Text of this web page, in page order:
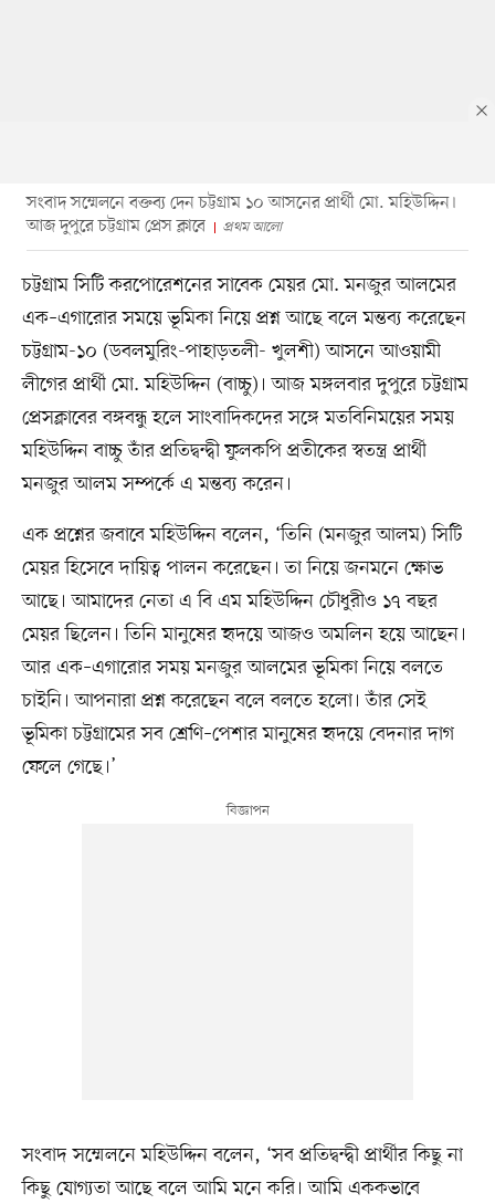
সংবাদ সম্মেলনে বক্তব্য দেন চট্টগ্রাম ১০ আসনের প্রার্থী মো. মহিউদ্দিন।
আজ দুপুরে চট্টগ্রাম প্রেস ক্লাবে
প্রথম আলো
চট্টগ্রাম সিটি করপোরেশনের সাবেক মেয়র মো. মনজুর আলমের
এক–এগারোর সময়ে ভূমিকা নিয়ে প্রশ্ন আছে বলে মন্তব্য করেছেন
চট্টগ্রাম-১০ (ডবলমুরিং-পাহাড়তলী- খুলশী) আসনে আওয়ামী
লীগের প্রার্থী মো. মহিউদ্দিন (বাচ্চু)। আজ মঙ্গলবার দুপুরে চট্টগ্রাম
প্রেসক্লাবের বঙ্গবন্ধু হলে সাংবাদিকদের সঙ্গে মতবিনিময়ের সময়
মহিউদ্দিন বাচ্চু তাঁর প্রতিদ্বন্দ্বী ফুলকপি প্রতীকের স্বতন্ত্র প্রার্থী
মনজুর আলম সম্পর্কে এ মন্তব্য করেন।
এক প্রশ্নের জবাবে মহিউদ্দিন বলেন, ‘তিনি (মনজুর আলম) সিটি
মেয়র হিসেবে দায়িত্ব পালন করেছেন। তা নিয়ে জনমনে ক্ষোভ
আছে। আমাদের নেতা এ বি এম মহিউদ্দিন চৌধুরীও ১৭ বছর
মেয়র ছিলেন। তিনি মানুষের হৃদয়ে আজও অমলিন হয়ে আছেন।
আর এক–এগারোর সময় মনজুর আলমের ভূমিকা নিয়ে বলতে
চাইনি। আপনারা প্রশ্ন করেছেন বলে বলতে হলো। তাঁর সেই
ভূমিকা চট্টগ্রামের সব শ্রেণি–পেশার মানুষের হৃদয়ে বেদনার দাগ
ফেলে গেছে।’
সংবাদ সম্মেলনে মহিউদ্দিন বলেন, ‘সব প্রতিদ্বন্দ্বী প্রার্থীর কিছু না
কিছু যোগ্যতা আছে বলে আমি মনে করি। আমি এককভাবে